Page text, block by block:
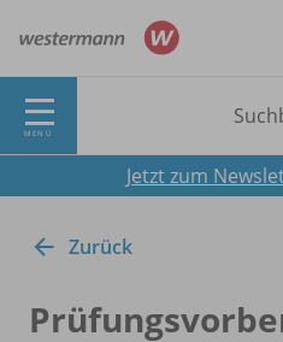
MENÜ
Jetzt zum
Zurück